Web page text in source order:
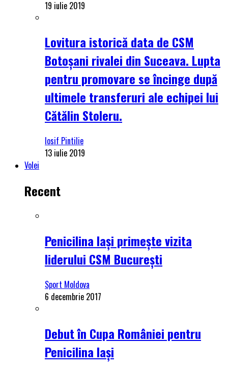
19 iulie 2019
Lovitura istorică data de CSM
Botoșani rivalei din Suceava. Lupta
pentru promovare se încinge după
ultimele transferuri ale echipei lui
Cătălin Stoleru.
Iosif Pintilie
13 iulie 2019
Volei
Recent
Penicilina Iași primește vizita
liderului CSM București
Sport Moldova
6 decembrie 2017
Debut în Cupa României pentru
Penicilina Iași